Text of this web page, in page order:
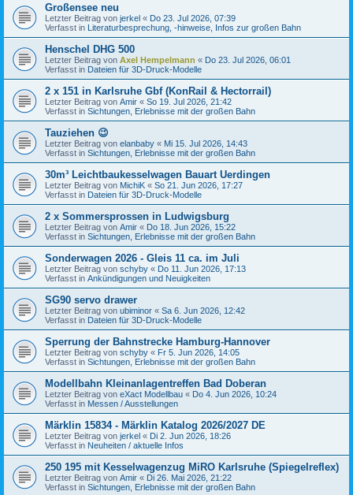
Großensee neu
Letzter Beitrag von jerkel « Do 23. Jul 2026, 07:39
Verfasst in Literaturbesprechung, -hinweise, Infos zur großen Bahn
Henschel DHG 500
Letzter Beitrag von Axel Hempelmann « Do 23. Jul 2026, 06:01
Verfasst in Dateien für 3D-Druck-Modelle
2 x 151 in Karlsruhe Gbf (KonRail & Hectorrail)
Letzter Beitrag von Amir « So 19. Jul 2026, 21:42
Verfasst in Sichtungen, Erlebnisse mit der großen Bahn
Tauziehen 😉
Letzter Beitrag von elanbaby « Mi 15. Jul 2026, 14:43
Verfasst in Sichtungen, Erlebnisse mit der großen Bahn
30m³ Leichtbaukesselwagen Bauart Uerdingen
Letzter Beitrag von MichiK « So 21. Jun 2026, 17:27
Verfasst in Dateien für 3D-Druck-Modelle
2 x Sommersprossen in Ludwigsburg
Letzter Beitrag von Amir « Do 18. Jun 2026, 15:22
Verfasst in Sichtungen, Erlebnisse mit der großen Bahn
Sonderwagen 2026 - Gleis 11 ca. im Juli
Letzter Beitrag von schyby « Do 11. Jun 2026, 17:13
Verfasst in Ankündigungen und Neuigkeiten
SG90 servo drawer
Letzter Beitrag von ubiminor « Sa 6. Jun 2026, 12:42
Verfasst in Dateien für 3D-Druck-Modelle
Sperrung der Bahnstrecke Hamburg-Hannover
Letzter Beitrag von schyby « Fr 5. Jun 2026, 14:05
Verfasst in Sichtungen, Erlebnisse mit der großen Bahn
Modellbahn Kleinanlagentreffen Bad Doberan
Letzter Beitrag von eXact Modellbau « Do 4. Jun 2026, 10:24
Verfasst in Messen / Ausstellungen
Märklin 15834 - Märklin Katalog 2026/2027 DE
Letzter Beitrag von jerkel « Di 2. Jun 2026, 18:26
Verfasst in Neuheiten / aktuelle Infos
250 195 mit Kesselwagenzug MiRO Karlsruhe (Spiegelreflex)
Letzter Beitrag von Amir « Di 26. Mai 2026, 21:22
Verfasst in Sichtungen, Erlebnisse mit der großen Bahn